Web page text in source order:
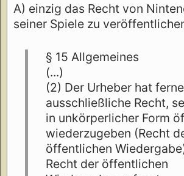
A) einzig das Recht von
seiner Spiele zu
§ 15 Allgemeines
(...)
(2) Der Urheber hat
ausschließliche Recht,
in unkörperlicher Form
wiederzugeben (Recht
öffentlichen
Recht der öffentlichen